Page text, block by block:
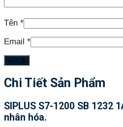
Tên *
Email *
Chi Tiết Sản Phẩm
SIPLUS S7-1200 SB 1232
nhân hóa.